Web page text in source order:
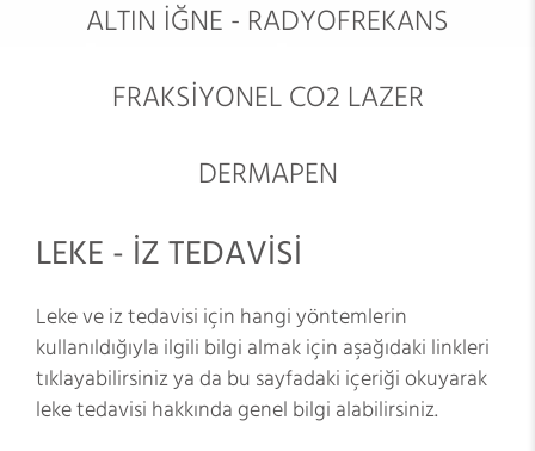
ALTIN İĞNE - RADYOFREKANS
FRAKSİYONEL CO2 LAZER
DERMAPEN
LEKE - İZ TEDAVİSİ
Leke ve iz tedavisi için hangi yöntemlerin
kullanıldığıyla ilgili bilgi almak için aşağıdaki linkleri
tıklayabilirsiniz ya da bu sayfadaki içeriği okuyarak
leke tedavisi hakkında genel bilgi alabilirsiniz.